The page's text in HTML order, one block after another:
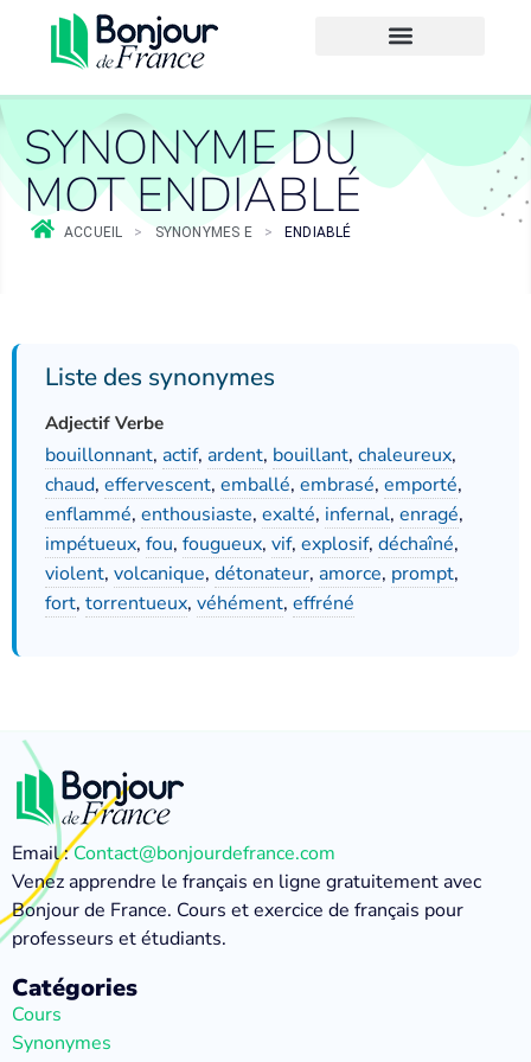
SYNONYME DU
MOT ENDIABLÉ
ACCUEIL > SYNONYMES E > ENDIABLÉ
Liste des synonymes
Adjectif Verbe
bouillonnant, actif, ardent, bouillant, chaleureux,
chaud, effervescent, emballé, embrasé, emporté,
enflammé, enthousiaste, exalté, infernal, enragé,
impétueux, fou, fougueux, vif, explosif, déchaîné,
violent, volcanique, détonateur, amorce, prompt,
fort, torrentueux, véhément, effréné
Email :Contact@bonjourdefrance.com
Venez apprendre le français en ligne gratuitement avec
Bonjour de France. Cours et exercice de français pour
professeurs et étudiants.
Catégories
Cours
Synonymes